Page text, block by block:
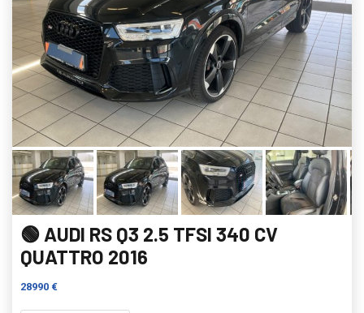
🟢 AUDI RS Q3 2.5 TFSI 340 CV
QUATTRO 2016
28990 €